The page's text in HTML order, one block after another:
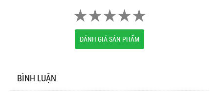
ĐÁNH GIÁ SẢN PHẨM
BÌNH LUẬN